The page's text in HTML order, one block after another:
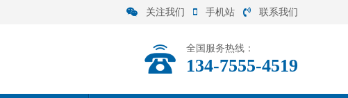
关注我们 手机站 联系我们
全国服务热线：
134-7555-4519